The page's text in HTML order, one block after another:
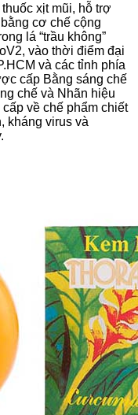
xịt mũi, hỗ trợ
cơ chế cộng
lá “trầu không”
vào thời điểm đại
và các tỉnh phía
cấp Bằng sáng chế
chế và Nhãn hiệu
về chế phẩm chiết
kháng virus và